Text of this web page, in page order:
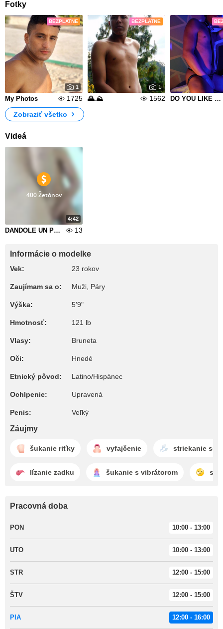
Fotky
BEZPLATNE
1
My Photos 1725
BEZPLATNE
1
🌄.⛰️ 1562 DO YOU LIKE IT?😏
Zobraziť všetko
Videá
4:42
400 Žetónov
DANDOLE UN POCO DE CUM A CORBIN 13
Informácie o modelke
Vek: 23 rokov
Zaujímam sa o: Muži, Páry
Výška: 5'9"
Hmotnosť: 121 lb
Vlasy: Bruneta
Oči: Hnedé
Etnický pôvod: Latino/Hispánec
Ochlpenie: Upravená
Penis: Veľký
Záujmy
šukanie riťky vyfajčenie striekanie
lízanie zadku šukanie s vibrátorom
Pracovná doba
PON 10:00 - 13:00
UTO 10:00 - 13:00
STR 12:00 - 15:00
ŠTV 12:00 - 15:00
PIA 12:00 - 16:00